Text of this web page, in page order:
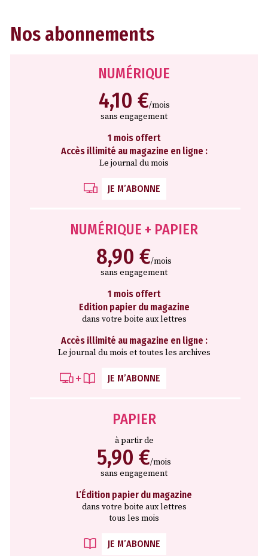
Nos abonnements
NUMÉRIQUE
4,10 €/mois
sans engagement
1 mois offert
Accès illimité au magazine en ligne :
Le journal du mois
JE M’ABONNE
NUMÉRIQUE + PAPIER
8,90 €/mois
sans engagement
1 mois offert
Edition papier du magazine
dans votre boite aux lettres
Accès illimité au magazine en ligne :
Le journal du mois et toutes les archives
JE M’ABONNE
PAPIER
à partir de
5,90 €/mois
sans engagement
L’Édition papier du magazine
dans votre boite aux lettres
tous les mois
JE M’ABONNE